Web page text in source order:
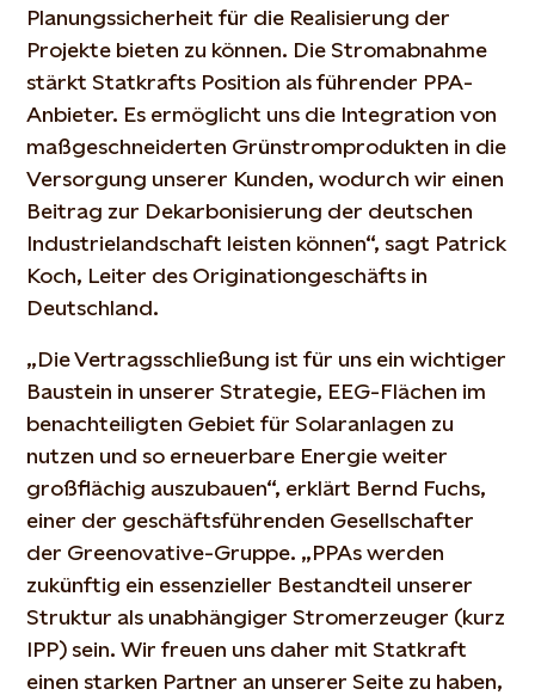
Planungssicherheit für die Realisierung der
Projekte bieten zu können. Die Stromabnahme
stärkt Statkrafts Position als führender PPA-
Anbieter. Es ermöglicht uns die Integration von
maßgeschneiderten Grünstromprodukten in die
Versorgung unserer Kunden, wodurch wir einen
Beitrag zur Dekarbonisierung der deutschen
Industrielandschaft leisten können“, sagt Patrick
Koch, Leiter des Originationgeschäfts in
Deutschland.
„Die Vertragsschließung ist für uns ein wichtiger
Baustein in unserer Strategie, EEG-Flächen im
benachteiligten Gebiet für Solaranlagen zu
nutzen und so erneuerbare Energie weiter
großflächig auszubauen“, erklärt Bernd Fuchs,
einer der geschäftsführenden Gesellschafter
der Greenovative-Gruppe. „PPAs werden
zukünftig ein essenzieller Bestandteil unserer
Struktur als unabhängiger Stromerzeuger (kurz
IPP) sein. Wir freuen uns daher mit Statkraft
einen starken Partner an unserer Seite zu haben,